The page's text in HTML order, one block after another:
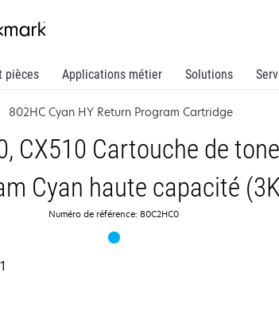
pièces Applications métier Solutions
802HC Cyan HY Return Program Cartridge
CX510 Cartouche de
Cyan haute capacité
Numéro de référence: 80C2HC0